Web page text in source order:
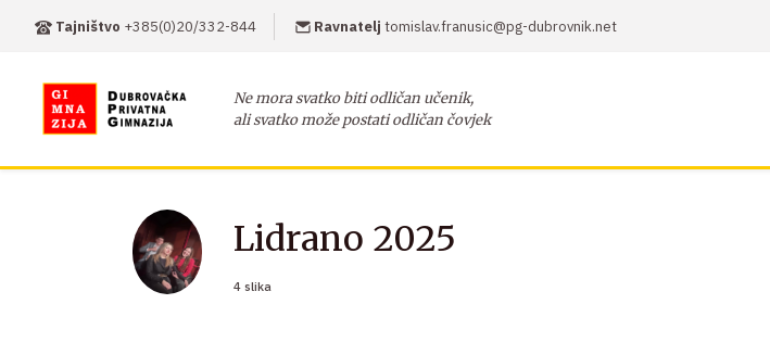
Tajništvo +385(0)20/332-844 Ravnatelj tomislav.franusic@pg-dubrovnik.net
Ne mora svatko biti odličan učenik,
ali svatko može postati odličan čovjek
Lidrano 2025
4 slika